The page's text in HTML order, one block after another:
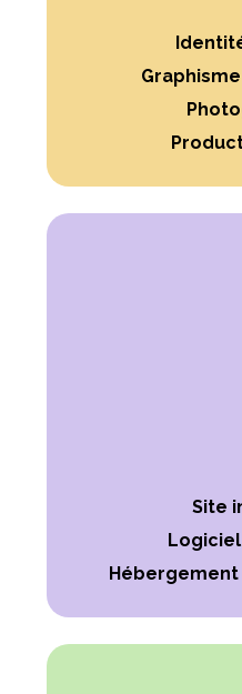
Site
Logiciel